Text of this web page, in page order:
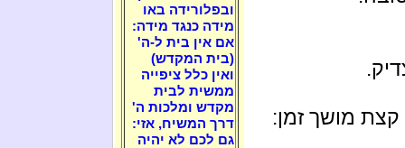
מושך זמן:
ובפלורידה באו
מידה כנגד מידה:
אם אין בית ל-ה'
(בית המקדש)
ואין כלל ציפייה
ממשית לבית
מקדש ומלכות ה'
דרך המשיח, אזי:
גם לכם לא יהיה